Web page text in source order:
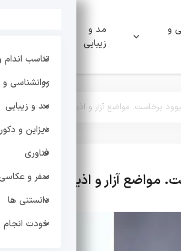
و
مد و
زیبایی
تناسب اندام
روانشناسی
مد و زیبایی
دیزاین و
فناوری
سفر و
دانستنی ها
خودت انجام
برخاست. مواضع آزار و اذیت و انتشار جنسی
مواضع آزار و اذیت و انتشار